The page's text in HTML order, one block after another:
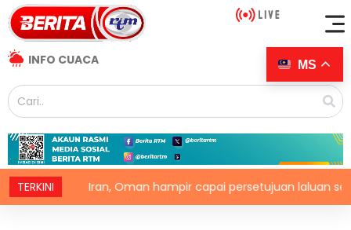
INFO CUACA
TERKINIIran, Oman hampir capai persetujuan laluan
MS